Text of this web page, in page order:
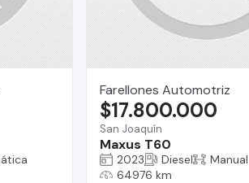
Farellones Automotriz
San Joaquín
Maxus T60
$17.800.000
2023 Diesel
Manual
64976 km